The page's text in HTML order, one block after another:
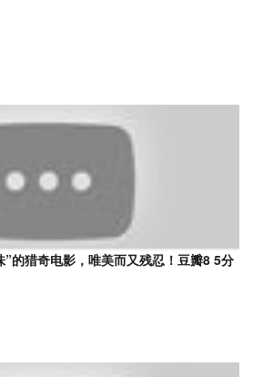
”的猎奇电影，唯美而又残忍！豆瓣8 5分